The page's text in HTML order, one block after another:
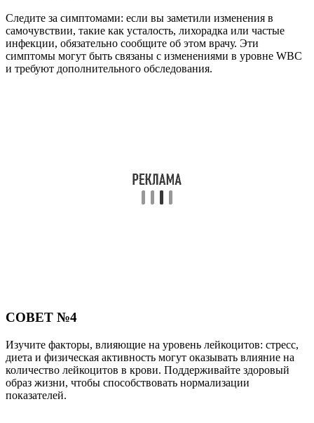
Следите за симптомами: если вы заметили изменения в
самочувствии, такие как усталость, лихорадка или частые
инфекции, обязательно сообщите об этом врачу. Эти
симптомы могут быть связаны с изменениями в уровне WBC
и требуют дополнительного обследования.
СОВЕТ №4
Изучите факторы, влияющие на уровень лейкоцитов: стресс,
диета и физическая активность могут оказывать влияние на
количество лейкоцитов в крови. Поддерживайте здоровый
образ жизни, чтобы способствовать нормализации
показателей.